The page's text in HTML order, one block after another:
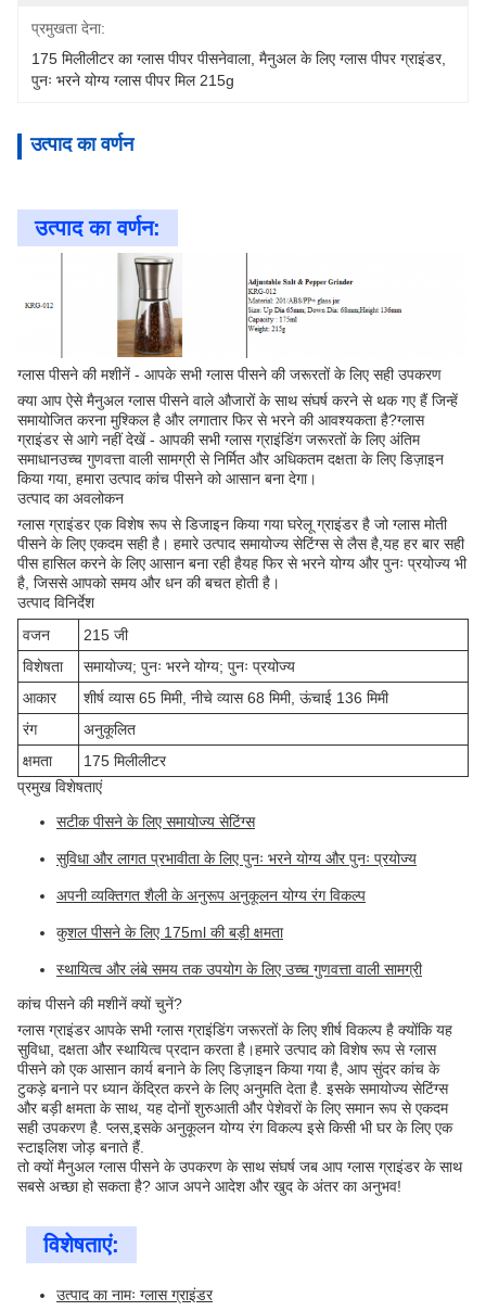
प्रमुखता देना:
175 मिलीलीटर का ग्लास पीपर पीसनेवाला, मैनुअल के लिए ग्लास पीपर ग्राइंडर,
पुनः भरने योग्य ग्लास पीपर मिल 215g
उत्पाद का वर्णन
उत्पाद का वर्णन:
ग्लास पीसने की मशीनें - आपके सभी ग्लास पीसने की जरूरतों के लिए सही उपकरण
क्या आप ऐसे मैनुअल ग्लास पीसने वाले औजारों के साथ संघर्ष करने से थक गए हैं जिन्हें
समायोजित करना मुश्किल है और लगातार फिर से भरने की आवश्यकता है?ग्लास
ग्राइंडर से आगे नहीं देखें - आपकी सभी ग्लास ग्राइंडिंग जरूरतों के लिए अंतिम
समाधानउच्च गुणवत्ता वाली सामग्री से निर्मित और अधिकतम दक्षता के लिए डिज़ाइन
किया गया, हमारा उत्पाद कांच पीसने को आसान बना देगा।
उत्पाद का अवलोकन
ग्लास ग्राइंडर एक विशेष रूप से डिजाइन किया गया घरेलू ग्राइंडर है जो ग्लास मोती
पीसने के लिए एकदम सही है। हमारे उत्पाद समायोज्य सेटिंग्स से लैस है,यह हर बार सही
पीस हासिल करने के लिए आसान बना रही हैयह फिर से भरने योग्य और पुनः प्रयोज्य भी
है, जिससे आपको समय और धन की बचत होती है।
उत्पाद विनिर्देश
वजन
215 जी
विशेषता
समायोज्य; पुनः भरने योग्य; पुनः प्रयोज्य
आकार
शीर्ष व्यास 65 मिमी, नीचे व्यास 68 मिमी, ऊंचाई 136 मिमी
रंग
अनुकूलित
क्षमता
175 मिलीलीटर
प्रमुख विशेषताएं
सटीक पीसने के लिए समायोज्य सेटिंग्स
सुविधा और लागत प्रभावीता के लिए पुनः भरने योग्य और पुनः प्रयोज्य
अपनी व्यक्तिगत शैली के अनुरूप अनुकूलन योग्य रंग विकल्प
कुशल पीसने के लिए 175ml की बड़ी क्षमता
स्थायित्व और लंबे समय तक उपयोग के लिए उच्च गुणवत्ता वाली सामग्री
कांच पीसने की मशीनें क्यों चुनें?
ग्लास ग्राइंडर आपके सभी ग्लास ग्राइंडिंग जरूरतों के लिए शीर्ष विकल्प है क्योंकि यह
सुविधा, दक्षता और स्थायित्व प्रदान करता है।हमारे उत्पाद को विशेष रूप से ग्लास
पीसने को एक आसान कार्य बनाने के लिए डिज़ाइन किया गया है, आप सुंदर कांच के
टुकड़े बनाने पर ध्यान केंद्रित करने के लिए अनुमति देता है. इसके समायोज्य सेटिंग्स
और बड़ी क्षमता के साथ, यह दोनों शुरुआती और पेशेवरों के लिए समान रूप से एकदम
सही उपकरण है. प्लस,इसके अनुकूलन योग्य रंग विकल्प इसे किसी भी घर के लिए एक
स्टाइलिश जोड़ बनाते हैं.
तो क्यों मैनुअल ग्लास पीसने के उपकरण के साथ संघर्ष जब आप ग्लास ग्राइंडर के साथ
सबसे अच्छा हो सकता है? आज अपने आदेश और खुद के अंतर का अनुभव!
विशेषताएं:
उत्पाद का नामः ग्लास ग्राइंडर